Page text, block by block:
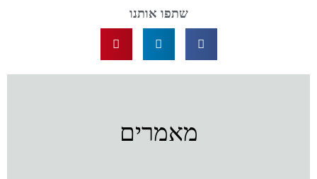
שתפו אותנו
מאמרים